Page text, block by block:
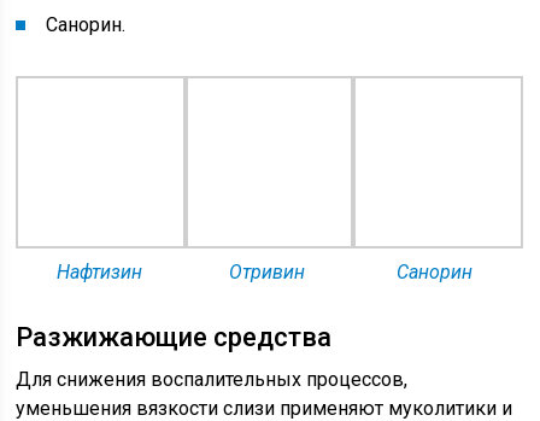
Санорин.
Нафтизин Отривин Санорин
Разжижающие средства
Для снижения воспалительных процессов,
уменьшения вязкости слизи применяют муколитики и